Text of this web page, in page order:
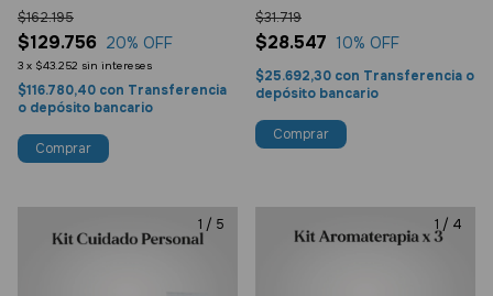
$129.756
$162.195
20% OFF
3 x $43.252 sin intereses
$116.780,40 con Transferencia
o depósito bancario
$28.547
$31.719
10% OFF
$25.692,30 con Transferencia o
depósito bancario
1 / 5 1 / 4